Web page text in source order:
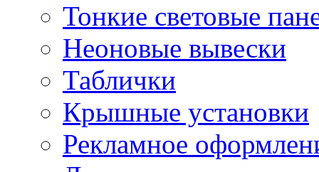
Тонкие световые
Неоновые вывески
Таблички
Крышные установки
Рекламное